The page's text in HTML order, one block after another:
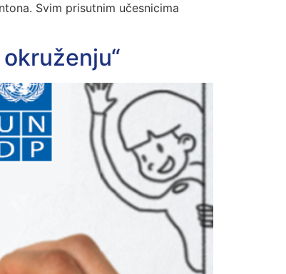
Svim prisutnim učesnicima